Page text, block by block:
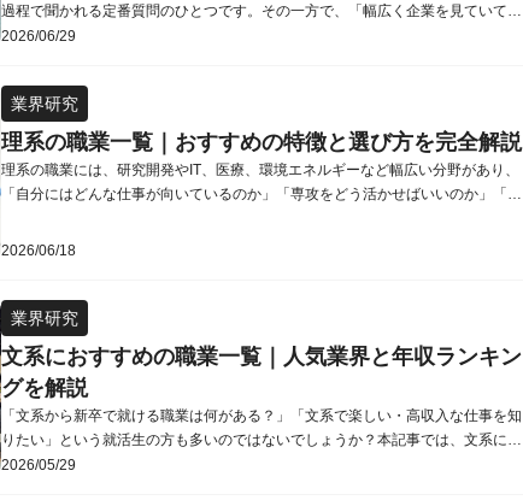
過程で聞かれる定番質問のひとつです。その一方で、「幅広く企業を見ていて、
就活の軸が何か考えたことがない…」「面接で聞かれた時の答え方がわからな
の軸の答え方・決め方を徹底解説します。業界・職種別に紹介しますので、自身
に合った軸を見つけて参考にしてみてく...
2026/06/29
業界研究
理系の職業一覧｜おすすめの特徴と選び方を完全解説
理系の職業には、研究開発やIT、医療、環境エネルギーなど幅広い分野があり、
「自分にはどんな仕事が向いているのか」「専攻をどう活かせばいいのか」「将
の職業一覧や年収、職業の選び方をはじめ、理系に求められる能力や将来性のあ
2026/06/18
業界研究
文系におすすめの職業一覧｜人気業界と年収ランキン
グを解説
「文系から新卒で就ける職業は何がある？」「文系で楽しい・高収入な仕事を知
りたい」という就活生の方も多いのではないでしょうか？本記事では、文系にオ
ススメの職業について、人気の業界や平均年収の目安を交えながらご紹介しま
2026/05/29